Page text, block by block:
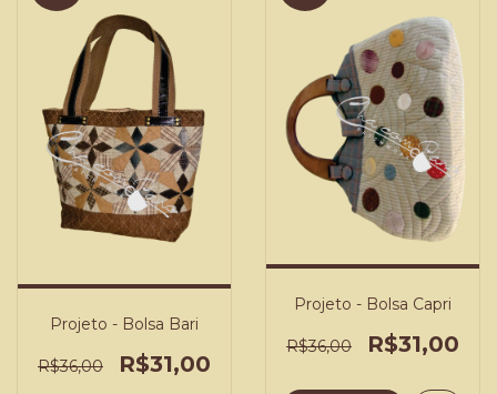
Projeto - Bolsa Bari
R$36,00 R$31,00
Projeto - Bolsa Capri
R$36,00 R$31,00